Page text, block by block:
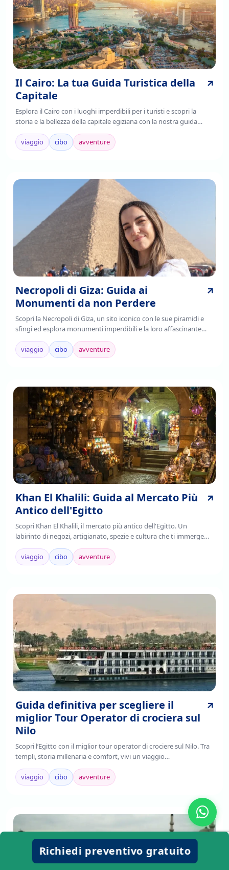
Il Cairo: La tua Guida Turistica della
Capitale
Esplora il Cairo con i luoghi imperdibili per i turisti e scopri la
storia e la bellezza della capitale egiziana con la nostra guida
completa. Leggi ora!
viaggio
cibo avventure
Necropoli di Giza: Guida ai
Monumenti da non Perdere
Scopri la Necropoli di Giza, un sito iconico con le sue piramidi e
sfingi ed esplora monumenti imperdibili e la loro affascinante
storia. Leggi di più!
viaggio
cibo avventure
Khan El Khalili: Guida al Mercato Più
Antico dell'Egitto
Scopri Khan El Khalili, il mercato più antico dell'Egitto. Un
labirinto di negozi, artigianato, spezie e cultura che ti immerge
nell'autenticità cairota. Leggi!
viaggio
cibo avventure
Guida definitiva per scegliere il
miglior Tour Operator di crociera sul
Nilo
Scopri l’Egitto con il miglior tour operator di crociere sul Nilo. Tra
templi, storia millenaria e comfort, vivi un viaggio
indimenticabile.Prenota ora!
viaggio
cibo avventure
Richiedi preventivo gratuito